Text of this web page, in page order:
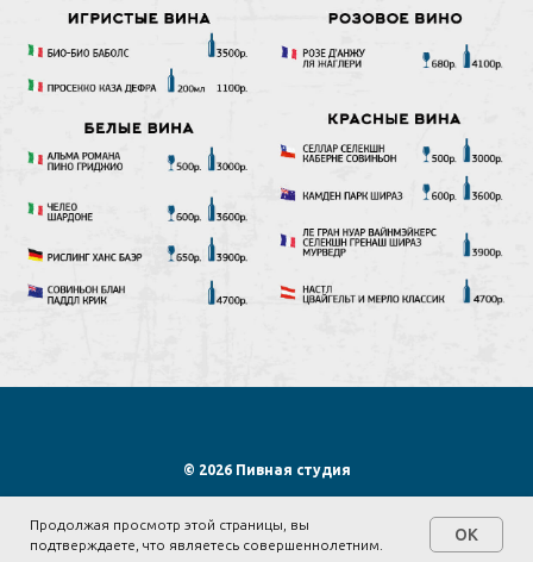
Продолжая просмотр этой страницы, вы
подтверждаете, что являетесь совершеннолетним.
OK
© 2026 Пивная студия